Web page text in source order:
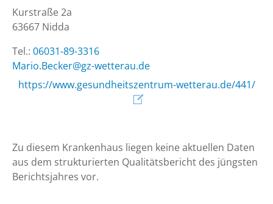
Kurstraße 2a
63667 Nidda
Tel.: 06031-89-3316
ed.uarettew-zg@rekceB.oiraM
https://www.gesundheitszentrum-wetterau.de/441/
Zu diesem Krankenhaus liegen keine aktuellen Daten
aus dem strukturierten Qualitätsbericht des jüngsten
Berichtsjahres vor.